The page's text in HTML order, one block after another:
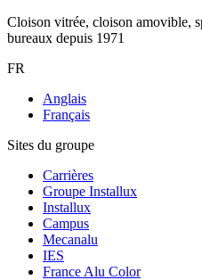
Cloison vitrée, cloison amovible,
bureaux depuis 1971
FR
Anglais
Français
Sites du groupe
Carrières
Groupe Installux
Installux
Campus
Mecanalu
IES
France Alu Color